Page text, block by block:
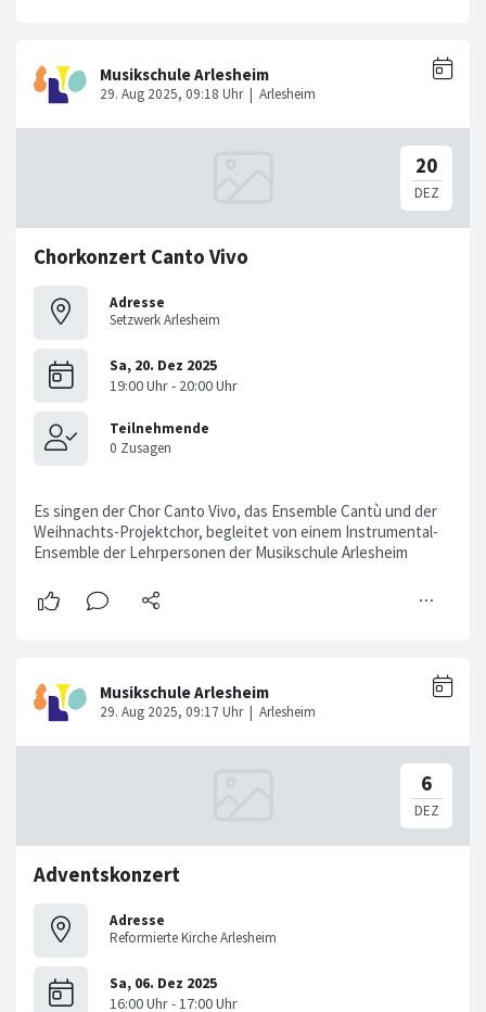
Chorkonzert Canto Vivo
Adresse
Setzwerk Arlesheim
Es singen der Chor Canto Vivo, das Ensemble Cantù und der
Weihnachts-Projektchor, begleitet von einem Instrumental-
Ensemble der Lehrpersonen der Musikschule Arlesheim
Adventskonzert
Adresse
Reformierte Kirche Arlesheim